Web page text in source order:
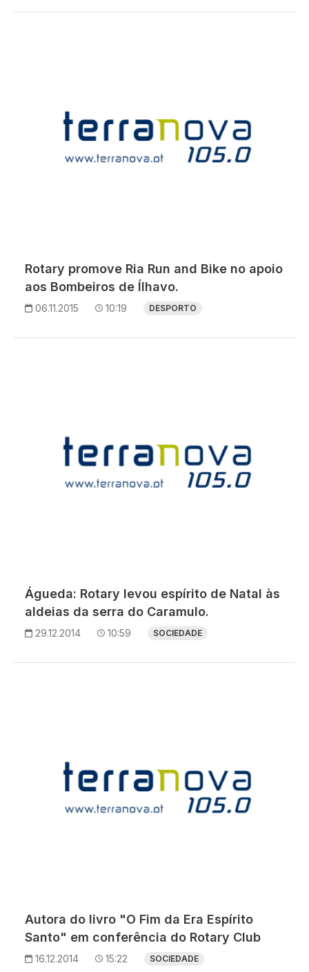
Rotary promove Ria Run and Bike no apoio
aos Bombeiros de Ílhavo.
06.11.2015 10:19 DESPORTO
Águeda: Rotary levou espírito de Natal às
aldeias da serra do Caramulo.
29.12.2014 10:59 SOCIEDADE
Autora do livro "O Fim da Era Espírito
Santo" em conferência do Rotary Club
16.12.2014 15:22 SOCIEDADE